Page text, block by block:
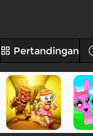
Pertandingan